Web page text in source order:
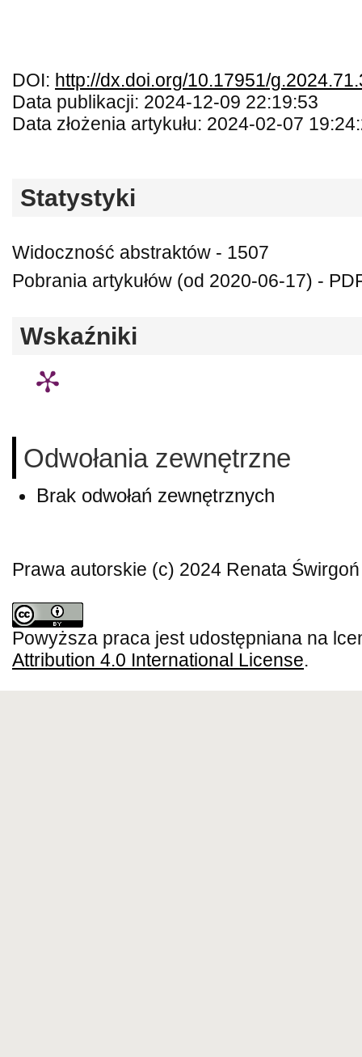
DOI: http://dx.doi.org/10.17951/
Data publikacji: 2024-12-09 22:19:53
Data złożenia artykułu: 2024-02-07
Statystyki
Widoczność abstraktów - 1507
Pobrania artykułów (od 2020-06-17) -
Wskaźniki
Odwołania zewnętrzne
Brak odwołań zewnętrznych
Prawa autorskie (c) 2024 Renata
Powyższa praca jest udostępniana na
Attribution 4.0 International License.